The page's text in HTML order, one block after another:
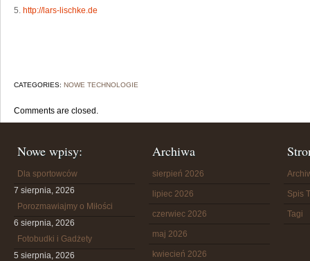
5. http://lars-lischke.de
CATEGORIES: NOWE TECHNOLOGIE
Comments are closed.
Nowe wpisy:
Dla sportowców
7 sierpnia, 2026
Porozmawiajmy o Miłości
6 sierpnia, 2026
Fotobudki i Gadżety
5 sierpnia, 2026
Archiwa
sierpień 2026
lipiec 2026
czerwiec 2026
maj 2026
kwiecień 2026
Spis
Tagi